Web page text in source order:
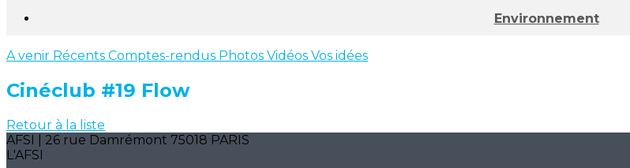
Environnement
A venir Récents Comptes-rendus Photos Vidéos Vos idées
Cinéclub #19 Flow
Retour à la liste
AFSI | 26 rue Damrémont 75018 PARIS
L'AFSI